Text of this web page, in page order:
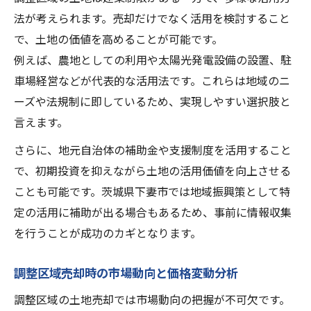
法が考えられます。売却だけでなく活用を検討すること
で、土地の価値を高めることが可能です。
例えば、農地としての利用や太陽光発電設備の設置、駐
車場経営などが代表的な活用法です。これらは地域のニ
ーズや法規制に即しているため、実現しやすい選択肢と
言えます。
さらに、地元自治体の補助金や支援制度を活用すること
で、初期投資を抑えながら土地の活用価値を向上させる
ことも可能です。茨城県下妻市では地域振興策として特
定の活用に補助が出る場合もあるため、事前に情報収集
を行うことが成功のカギとなります。
調整区域売却時の市場動向と価格変動分析
調整区域の土地売却では市場動向の把握が不可欠です。